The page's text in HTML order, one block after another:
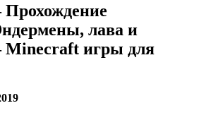
лава и
Minecraft игры для